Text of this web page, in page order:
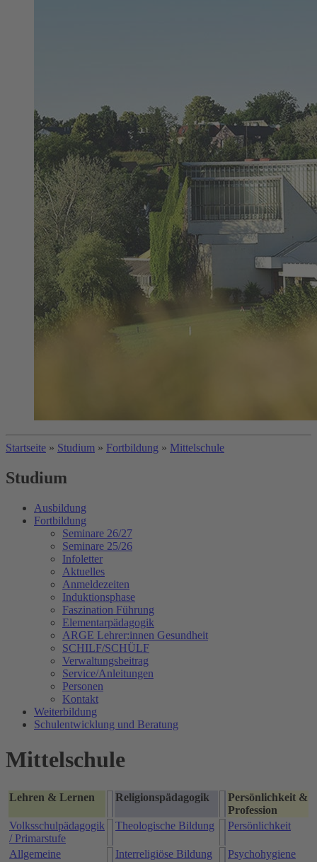
Startseite » Studium » Fortbildung » Mittelschule
Studium
Ausbildung
Fortbildung
Seminare 26/27
Seminare 25/26
Infoletter
Aktuelles
Anmeldezeiten
Induktionsphase
Faszination Führung
Elementarpädagogik
ARGE Lehrer:innen Gesundheit
SCHILF/SCHÜLF
Verwaltungsbeitrag
Service/Anleitungen
Personen
Kontakt
Weiterbildung
Schulentwicklung und Beratung
Mittelschule
Lehren & Lernen Religionspädagogik
Persönlichkeit &
Profession
Volksschulpädagogik
/ Primarstufe
Theologische Bildung Persönlichkeit
Allgemeine
Interreligiöse Bildung
Psychohygiene